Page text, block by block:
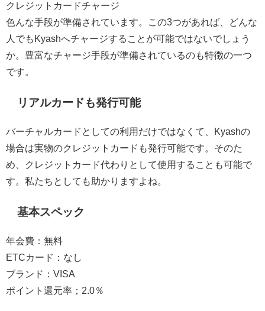
クレジットカードチャージ
色んな手段が準備されています。この3つがあれば、どんな
人でもKyashへチャージすることが可能ではないでしょう
か。豊富なチャージ手段が準備されているのも特徴の一つ
です。
リアルカードも発行可能
バーチャルカードとしての利用だけではなくて、Kyashの
場合は実物のクレジットカードも発行可能です。そのた
め、クレジットカード代わりとして使用することも可能で
す。私たちとしても助かりますよね。
基本スペック
年会費：無料
ETCカード：なし
ブランド：VISA
ポイント還元率；2.0％